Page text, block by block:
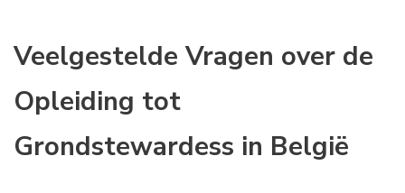
Veelgestelde Vragen over de
Opleiding tot
Grondstewardess in België